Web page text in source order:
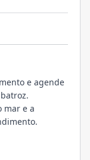
e agende
mar e a